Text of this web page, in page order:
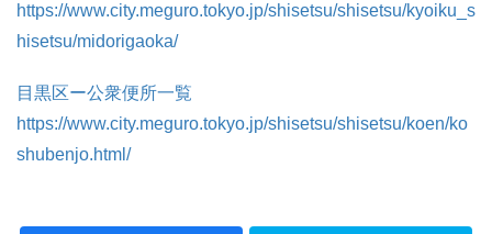
https://www.city.meguro.tokyo.jp/shisetsu/shisetsu/kyoiku_s
hisetsu/midorigaoka/
目黒区ー公衆便所一覧
https://www.city.meguro.tokyo.jp/shisetsu/shisetsu/koen/ko
shubenjo.html/